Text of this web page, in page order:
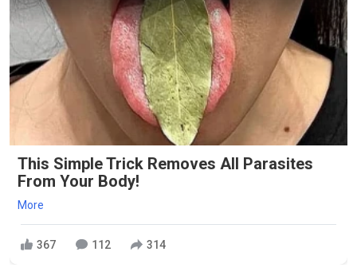
This Simple Trick Removes All Parasites
From Your Body!
More
367 112 314